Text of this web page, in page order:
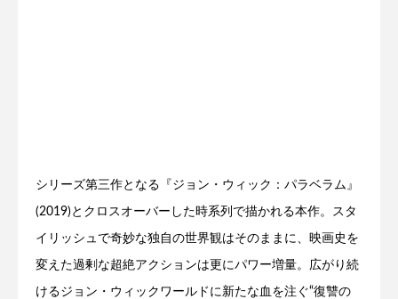
シリーズ第三作となる『ジョン・ウィック：パラベラム』
(2019)とクロスオーバーした時系列で描かれる本作。スタ
イリッシュで奇妙な独自の世界観はそのままに、映画史を
変えた過剰な超絶アクションは更にパワー増量。広がり続
けるジョン・ウィックワールドに新たな血を注ぐ“復讐の